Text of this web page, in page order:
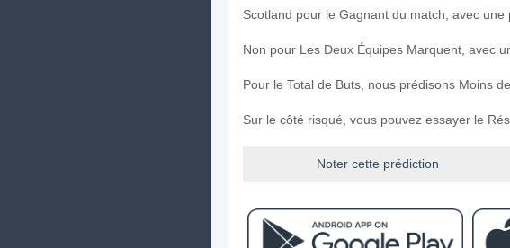
Scotland pour le Gagnant du match, avec une
Non pour Les Deux Équipes Marquent, avec
Pour le Total de Buts, nous prédisons Moins
Sur le côté risqué, vous pouvez essayer le
Noter cette prédiction